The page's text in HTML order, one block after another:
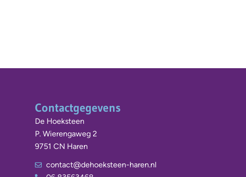
Contactgegevens
De Hoeksteen
P. Wierengaweg 2
9751 CN Haren
contact@dehoeksteen-haren.nl